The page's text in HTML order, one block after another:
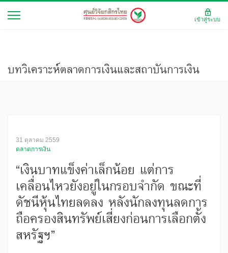
บทวิเคราะห์ตลาดการเงินและสถาบันการเงิน
31 ตุลาคม 2559
ตลาดการเงิน
“เงินบาทแข็งค่าเล็กน้อย แต่การ
เคลื่อนไหวยังอยู่ในกรอบจำกัด ขณะที่
ดัชนีหุ้นไทยลดลง หลังนักลงทุนลดการ
ถือครองสินทรัพย์เสี่ยงก่อนการเลือกตั้ง
สหรัฐฯ”
เข้าสู่ระบบ